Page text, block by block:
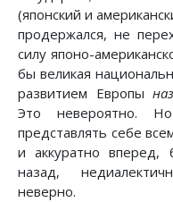
(японский и
продержался, не
силу японо-
бы великая
развитием Европы
Это невероятно.
представлять себе
и аккуратно вперед,
назад,
неверно.